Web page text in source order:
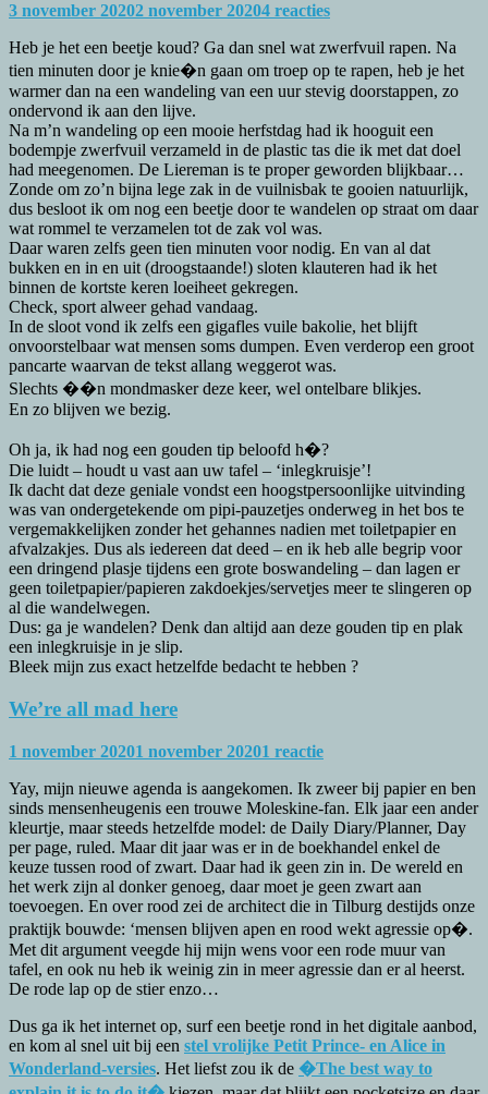
3 november 20202 november 20204 reacties
Heb je het een beetje koud? Ga dan snel wat zwerfvuil rapen. Na
tien minuten door je knie�n gaan om troep op te rapen, heb je het
warmer dan na een wandeling van een uur stevig doorstappen, zo
ondervond ik aan den lijve.
Na m’n wandeling op een mooie herfstdag had ik hooguit een
bodempje zwerfvuil verzameld in de plastic tas die ik met dat doel
had meegenomen. De Liereman is te proper geworden blijkbaar…
Zonde om zo’n bijna lege zak in de vuilnisbak te gooien natuurlijk,
dus besloot ik om nog een beetje door te wandelen op straat om daar
wat rommel te verzamelen tot de zak vol was.
Daar waren zelfs geen tien minuten voor nodig. En van al dat
bukken en in en uit (droogstaande!) sloten klauteren had ik het
binnen de kortste keren loeiheet gekregen.
Check, sport alweer gehad vandaag.
In de sloot vond ik zelfs een gigafles vuile bakolie, het blijft
onvoorstelbaar wat mensen soms dumpen. Even verderop een groot
pancarte waarvan de tekst allang weggerot was.
Slechts ��n mondmasker deze keer, wel ontelbare blikjes.
En zo blijven we bezig.
Oh ja, ik had nog een gouden tip beloofd h�?
Die luidt – houdt u vast aan uw tafel – ‘inlegkruisje’!
Ik dacht dat deze geniale vondst een hoogstpersoonlijke uitvinding
was van ondergetekende om pipi-pauzetjes onderweg in het bos te
vergemakkelijken zonder het gehannes nadien met toiletpapier en
afvalzakjes. Dus als iedereen dat deed – en ik heb alle begrip voor
een dringend plasje tijdens een grote boswandeling – dan lagen er
geen toiletpapier/papieren zakdoekjes/servetjes meer te slingeren op
al die wandelwegen.
Dus: ga je wandelen? Denk dan altijd aan deze gouden tip en plak
een inlegkruisje in je slip.
Bleek mijn zus exact hetzelfde bedacht te hebben ?
We’re all mad here
1 november 20201 november 20201 reactie
Yay, mijn nieuwe agenda is aangekomen. Ik zweer bij papier en ben
sinds mensenheugenis een trouwe Moleskine-fan. Elk jaar een ander
kleurtje, maar steeds hetzelfde model: de Daily Diary/Planner, Day
per page, ruled. Maar dit jaar was er in de boekhandel enkel de
keuze tussen rood of zwart. Daar had ik geen zin in. De wereld en
het werk zijn al donker genoeg, daar moet je geen zwart aan
toevoegen. En over rood zei de architect die in Tilburg destijds onze
praktijk bouwde: ‘mensen blijven apen en rood wekt agressie op�.
Met dit argument veegde hij mijn wens voor een rode muur van
tafel, en ook nu heb ik weinig zin in meer agressie dan er al heerst.
De rode lap op de stier enzo…
Dus ga ik het internet op, surf een beetje rond in het digitale aanbod,
en kom al snel uit bij een stel vrolijke Petit Prince- en Alice in
Wonderland-versies. Het liefst zou ik de �The best way to